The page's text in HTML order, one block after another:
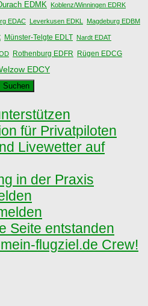
EDMK Koblenz/Winningen EDRK
EDAC Leverkusen EDKL Magdeburg EDBM
Münster-Telgte EDLT Nardt EDAT
Rothenburg EDFR Rügen EDCG
EDCY
für Privatpiloten
Livewetter auf
in der Praxis
Seite entstanden
flugziel.de Crew!